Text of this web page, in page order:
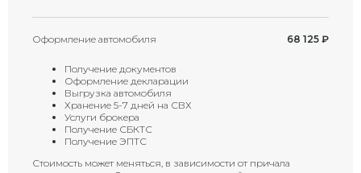
Оформление автомобиля 68 125 ₽
Получение документов
Оформление декларации
Выгрузка автомобиля
Хранение 5-7 дней на СВХ
Услуги брокера
Получение СБКТС
Получение ЭПТС
Стоимость может меняться, в зависимости от причала